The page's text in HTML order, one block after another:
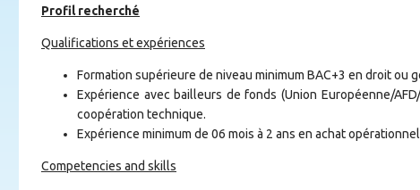
Profil recherché
Qualifications et expériences
Formation supérieure de niveau minimum BAC+3 en droit ou
Expérience avec bailleurs de fonds (Union Européenne/
coopération technique.
Expérience minimum de 06 mois à 2 ans en achat
Competencies and skills